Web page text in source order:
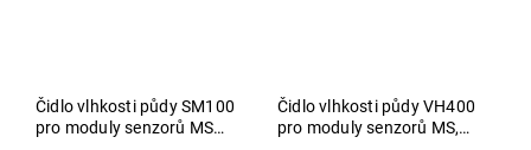
Čidlo vlhkosti půdy SM100
pro moduly senzorů MS
Čidlo vlhkosti půdy VH400
pro moduly senzorů MS,